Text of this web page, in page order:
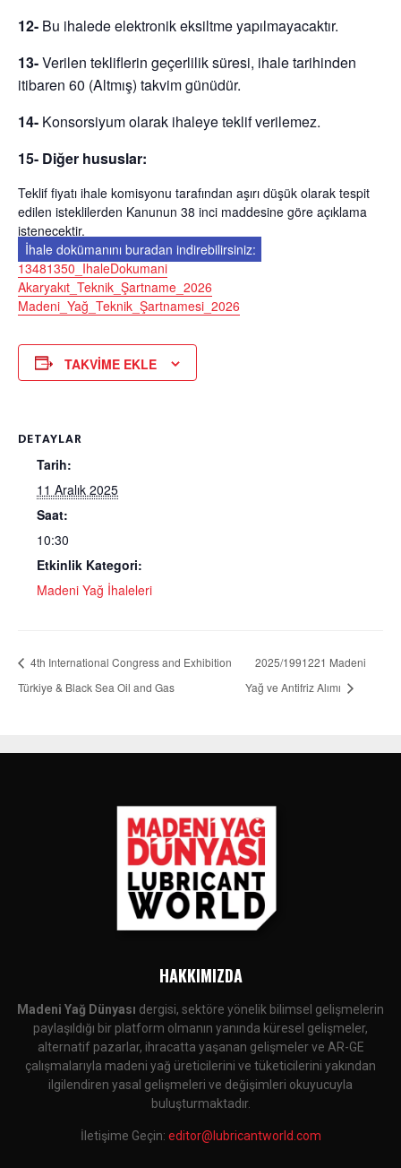
12- Bu ihalede elektronik eksiltme yapılmayacaktır.
13-Verilen tekliflerin geçerlilik süresi, ihale tarihinden
itibaren 60 (Altmış) takvim günüdür.
14- Konsorsiyum olarak ihaleye teklif verilemez.
15- Diğer hususlar:
Teklif fiyatı ihale komisyonu tarafından aşırı düşük olarak tespit
edilen isteklilerden Kanunun 38 inci maddesine göre açıklama
istenecektir.
İhale dokümanını buradan indirebilirsiniz:
13481350_IhaleDokumani
Akaryakıt_Teknik_Şartname_2026
Madeni_Yağ_Teknik_Şartnamesi_2026
TAKVIME EKLE
DETAYLAR
Tarih:
11 Aralık 2025
Saat:
10:30
Etkinlik Kategori:
Madeni Yağ İhaleleri
4th International Congress and Exhibition
Türkiye & Black Sea Oil and Gas
2025/1991221 Madeni
Yağ ve Antifriz Alımı
HAKKIMIZDA
Madeni Yağ Dünyası dergisi, sektöre yönelik bilimsel gelişmelerin
paylaşıldığı bir platform olmanın yanında küresel gelişmeler,
alternatif pazarlar, ihracatta yaşanan gelişmeler ve AR-GE
çalışmalarıyla madeni yağ üreticilerini ve tüketicilerini yakından
ilgilendiren yasal gelişmeleri ve değişimleri okuyucuyla
buluşturmaktadır.
İletişime Geçin: editor@lubricantworld.com